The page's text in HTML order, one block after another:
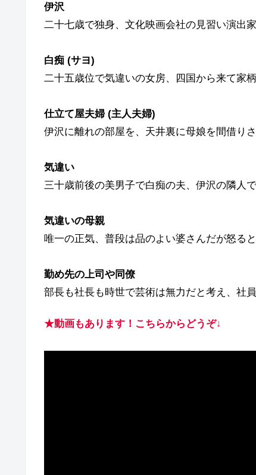
伊沢
二十七歳で独身、文化映画会社の見習い演出
白痴 (サヨ)
二十五歳位で気違いの女房、四国から来て家
仕立て屋夫婦 (主人夫婦)
伊沢に離れの部屋を、天井裏に母娘を間借り
気違い
三十歳前後の美男子で白痴の夫、伊沢の隣人
気違いの母親
唯一の正気、普段は品のよい婆さんだが怒る
勤め先の上司や同僚
部長も社長も時世で芸術は無力だと考え、社
★動画もあります！こちらからどうぞ↓